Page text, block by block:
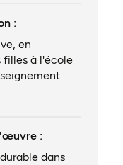
:
en
filles à l'école
:
dans